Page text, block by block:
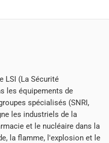
LSI (La Sécurité
les équipements de
spécialisés (SNRI,
les industriels de la
et le nucléaire dans la
la flamme, l'explosion et le